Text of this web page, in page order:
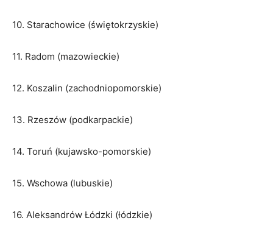
10. Starachowice (świętokrzyskie)
11. Radom (mazowieckie)
12. Koszalin (zachodniopomorskie)
13. Rzeszów (podkarpackie)
14. Toruń (kujawsko-pomorskie)
15. Wschowa (lubuskie)
16. Aleksandrów Łódzki (łódzkie)